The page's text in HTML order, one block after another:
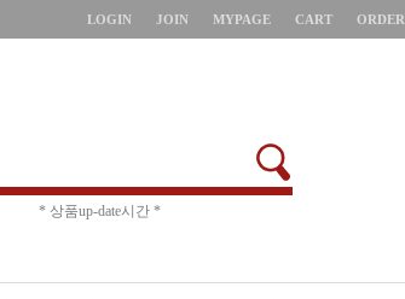
LOGIN JOIN MYPAGE CART ORDER
* 상품up-date시간 *